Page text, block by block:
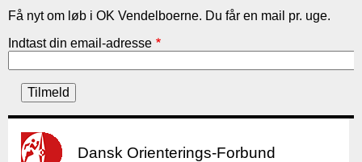
Få nyt om løb i OK Vendelboerne. Du får en mail pr. uge.
Indtast din email-adresse
Dansk Orienterings-Forbund